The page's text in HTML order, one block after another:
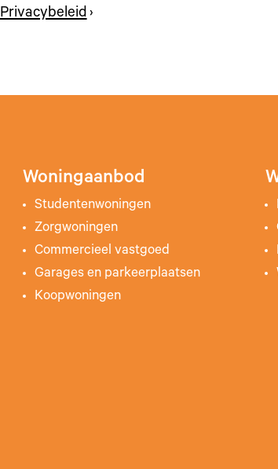
Privacybeleid
Woningaanbod
Studentenwoningen
Zorgwoningen
Commercieel vastgoed
Garages en parkeerplaatsen
Koopwoningen